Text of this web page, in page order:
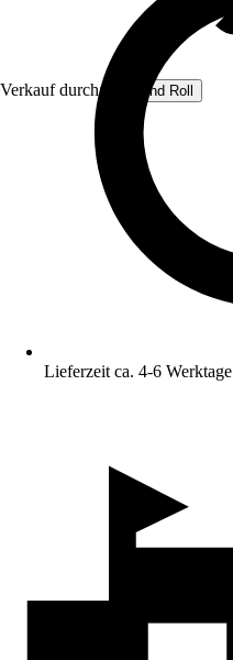
Verkauf durch: Rug and Roll
Lieferzeit ca. 4-6 Werktage